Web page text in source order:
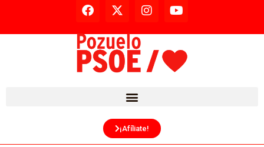
¡Afíliate!